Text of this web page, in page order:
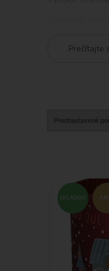
dostatočne
vytvoriť
osvetlenie
umiestnené
Prečítajte
SKLADOM